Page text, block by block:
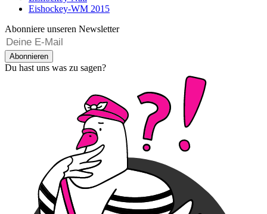
Eishockey-WM 2015
Abonniere unseren Newsletter
Abonnieren
Du hast uns was zu sagen?